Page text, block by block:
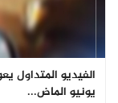
الفيديو المتداول
يونيو الماض...